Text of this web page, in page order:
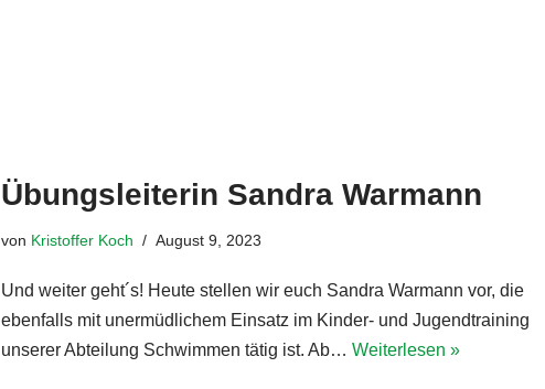
Übungsleiterin Sandra Warmann
von Kristoffer Koch August 9, 2023
Und weiter geht´s! Heute stellen wir euch Sandra Warmann vor, die
ebenfalls mit unermüdlichem Einsatz im Kinder- und Jugendtraining
unserer Abteilung Schwimmen tätig ist. Ab…Weiterlesen »